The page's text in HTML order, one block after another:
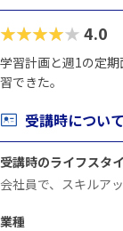
★★★★★4.0
学習計画と週1の定
習できた。
受講時について
受講時のライフスタ
会社員で、スキルア
業種